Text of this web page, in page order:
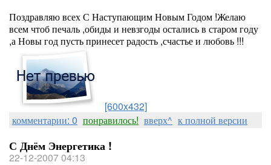
Поздравляю всех С Наступающим Новым Годом !Желаю
всем чтоб печаль ,обиды и невзгоды остались в старом году
,а Новы год пусть принесет радость ,счастье и любовь !!!
[600x432]
комментарии: 0 понравилось! вверх^ к полной версии
С Днём Энергетика !
22-12-2007 04:13